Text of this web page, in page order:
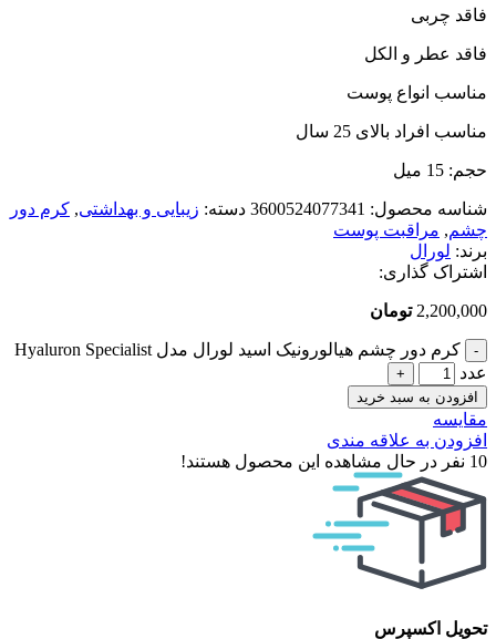
فاقد چربی
فاقد عطر و الکل
مناسب انواع پوست
مناسب افراد بالای 25 سال
حجم: 15 میل
شناسه محصول: 3600524077341 دسته: زیبایی و بهداشتی, کرم دور
چشم, مراقبت پوست
برند: لورال
اشتراک گذاری:
2,200,000 تومان
کرم دور چشم هیالورونیک اسید لورال مدل Hyaluron Specialist
عدد
افزودن به سبد خرید
مقایسه
افزودن به علاقه مندی
10 نفر در حال مشاهده این محصول هستند!
تحویل اکسپرس